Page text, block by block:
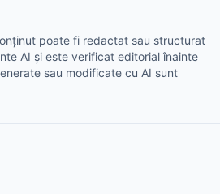
poate fi redactat sau structurat
AI și este verificat editorial înainte
sau modificate cu AI sunt